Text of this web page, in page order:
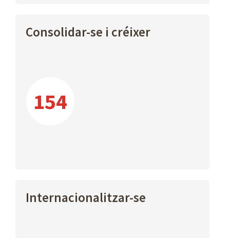
Consolidar-se i créixer
154
Internacionalitzar-se